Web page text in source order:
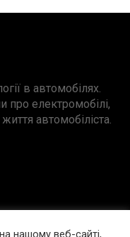
в автомобілях.
про електромобілі,
автомобіліста.
нашому веб-сайті,